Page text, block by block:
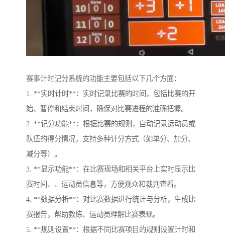
赛事计时记分系统的功能主要包括以下几个方面：
1. **实时计时**：实时记录比赛的时间，包括比赛的开
始、暂停和结束时间，确保对比赛进程的准确把握。
2. **记分功能**：根据比赛的规则，自动记录运动员或
队伍的得分情况，支持多种计分方式（如单分、加分、
减分等）。
3. **显示功能**：在比赛现场和相关平台上实时显示比
赛时间、、运动员信息等，方便观众和裁判查看。
4. **数据分析**：对比赛数据进行统计与分析，生成比
赛报告，帮助教练、运动员理解比赛表现。
5. **规则设置**：根据不同比赛项目的规则设置计时和